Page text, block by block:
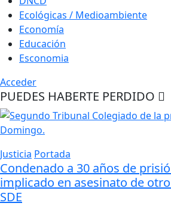
Ecológicas / Medioambiente
Economía
Educación
Esconomia
Acceder
PUEDES HABERTE PERDIDO
Justicia Portada
Condenado a 30 años de
implicado en asesinato de
SDE